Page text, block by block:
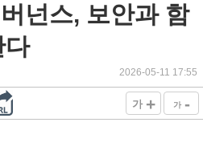
넌스, 보안과 함
다
2026-05-11 17:55
가 + 가 -